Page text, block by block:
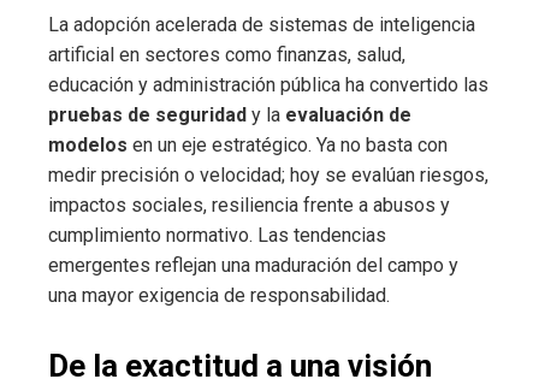
La adopción acelerada de sistemas de inteligencia
artificial en sectores como finanzas, salud,
educación y administración pública ha convertido las
pruebas de seguridad y la evaluación de
modelos en un eje estratégico. Ya no basta con
medir precisión o velocidad; hoy se evalúan riesgos,
impactos sociales, resiliencia frente a abusos y
cumplimiento normativo. Las tendencias
emergentes reflejan una maduración del campo y
una mayor exigencia de responsabilidad.
De la exactitud a una visión